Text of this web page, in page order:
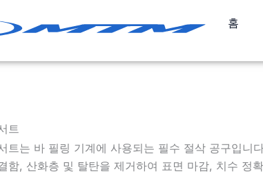
홈
트
트는 바 필링 기계에 사용되는 필수 절삭 공구입니
함, 산화층 및 탈탄을 제거하여 표면 마감, 치수 정